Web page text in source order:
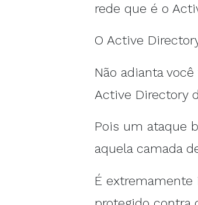
rede que é o
O Active
Não adianta
Active Directory
Pois um ataque
aquela camada
É